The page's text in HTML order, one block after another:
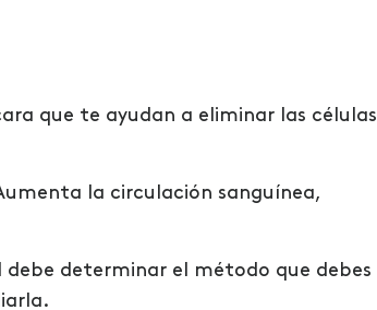
que te ayudan a eliminar las células
umenta la circulación sanguínea,
debe determinar el método que debes